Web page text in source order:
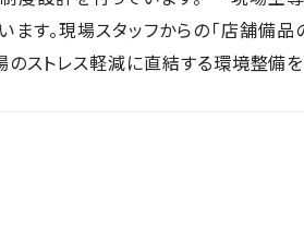
す。現場スタッフからの「店舗備品
のストレス軽減に直結する環境整備